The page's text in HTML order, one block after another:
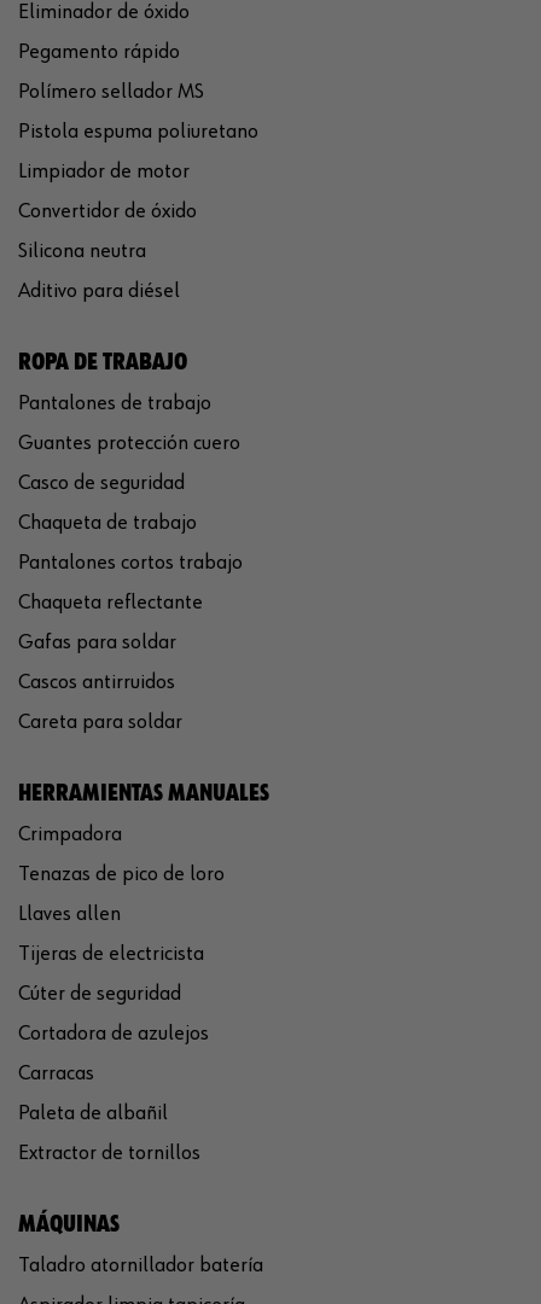
Eliminador de óxido
Pegamento rápido
Polímero sellador MS
Pistola espuma poliuretano
Limpiador de motor
Convertidor de óxido
Silicona neutra
Aditivo para diésel
ROPA DE TRABAJO
Pantalones de trabajo
Guantes protección cuero
Casco de seguridad
Chaqueta de trabajo
Pantalones cortos trabajo
Chaqueta reflectante
Gafas para soldar
Cascos antirruidos
Careta para soldar
HERRAMIENTAS MANUALES
Crimpadora
Tenazas de pico de loro
Llaves allen
Tijeras de electricista
Cúter de seguridad
Cortadora de azulejos
Carracas
Paleta de albañil
Extractor de tornillos
MÁQUINAS
Taladro atornillador batería